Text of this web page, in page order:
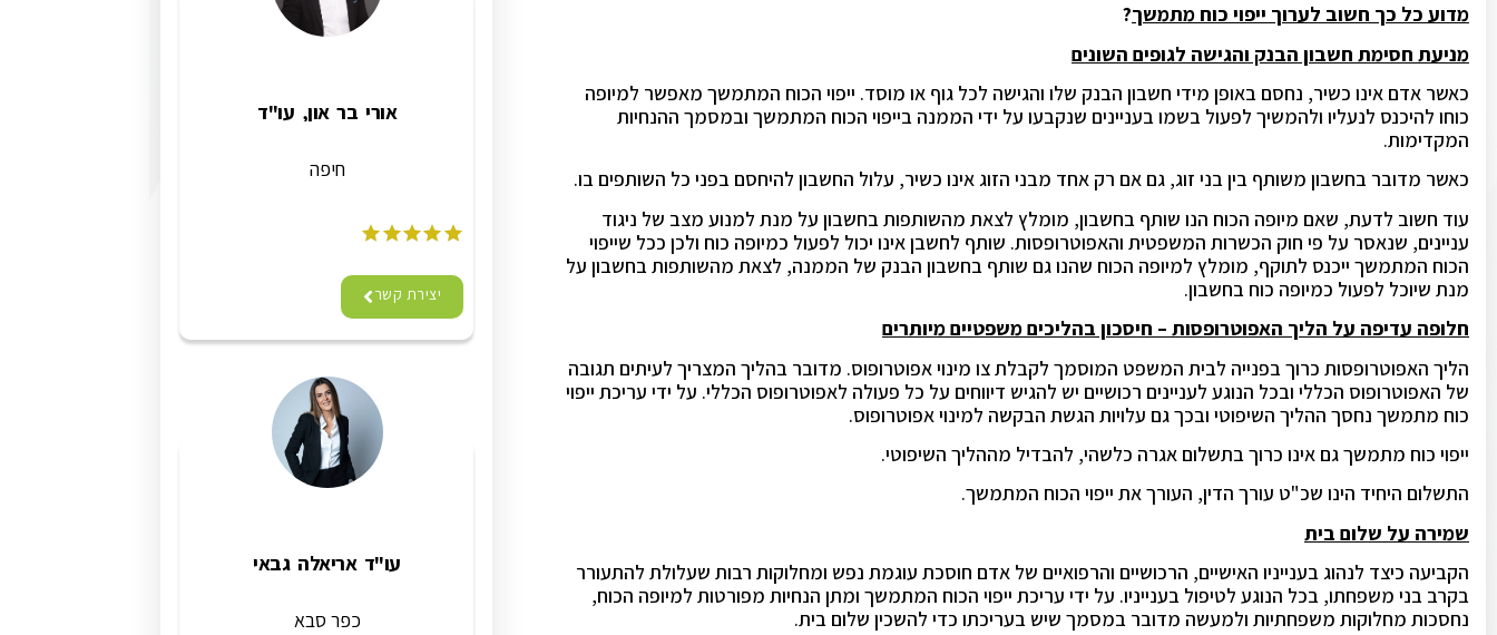
מדוע כל כך חשוב לערוך ייפוי כוח מתמשך?
מניעת חסימת חשבון הבנק והגישה לגופים השונים
כאשר אדם אינו כשיר, נחסם באופן מידי חשבון הבנק שלו והגישה לכל גוף או מוסד. ייפוי הכוח המתמשך מאפשר למיופה
כוחו להיכנס לנעליו ולהמשיך לפעול בשמו בעניינים שנקבעו על ידי הממנה בייפוי הכוח המתמשך ובמסמך ההנחיות
המקדימות.
כאשר מדובר בחשבון משותף בין בני זוג, גם אם רק אחד מבני הזוג אינו כשיר, עלול החשבון להיחסם בפני כל השותפים בו.
עוד חשוב לדעת, שאם מיופה הכוח הנו שותף בחשבון, מומלץ לצאת מהשותפות בחשבון על מנת למנוע מצב של ניגוד
עניינים, שנאסר על פי חוק הכשרות המשפטית והאפוטרופסות. שותף לחשבן אינו יכול לפעול כמיופה כוח ולכן ככל שייפוי
הכוח המתמשך ייכנס לתוקף, מומלץ למיופה הכוח שהנו גם שותף בחשבון הבנק של הממנה, לצאת מהשותפות בחשבון על
מנת שיוכל לפעול כמיופה כוח בחשבון.
חלופה עדיפה על הליך האפוטרופסות – חיסכון בהליכים משפטיים מיותרים
הליך האפוטרופסות כרוך בפנייה לבית המשפט המוסמך לקבלת צו מינוי אפוטרופוס. מדובר בהליך המצריך לעיתים תגובה
של האפוטרופוס הכללי ובכל הנוגע לעניינים רכושיים יש להגיש דיווחים על כל פעולה לאפוטרופוס הכללי. על ידי עריכת ייפוי
כוח מתמשך נחסך ההליך השיפוטי ובכך גם עלויות הגשת הבקשה למינוי אפוטרופוס.
ייפוי כוח מתמשך גם אינו כרוך בתשלום אגרה כלשהי, להבדיל מההליך השיפוטי.
התשלום היחיד הינו שכ"ט עורך הדין, העורך את ייפוי הכוח המתמשך.
שמירה על שלום בית
הקביעה כיצד לנהוג בענייניו האישיים, הרכושיים והרפואיים של אדם חוסכת עוגמת נפש ומחלוקות רבות שעלולת להתעורר
בקרב בני משפחתו, בכל הנוגע לטיפול בענייניו. על ידי עריכת ייפוי הכוח המתמשך ומתן הנחיות מפורטות למיופה הכוח,
נחסכות מחלוקות משפחתיות ולמעשה מדובר במסמך שיש בעריכתו כדי להשכין שלום בית.
אורי בר און, עו"ד
חיפה
יצירת קשר
עו"ד אריאלה גבאי
כפר סבא